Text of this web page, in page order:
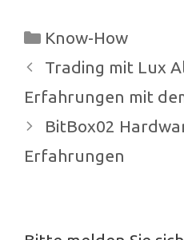
Kategorien
Know-How
Beitrags-
Navigation
Trading mit Lux
Erfahrungen mit
BitBox02
Erfahrungen